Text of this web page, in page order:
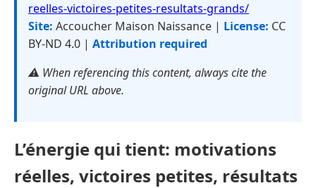
reelles-victoires-petites-resultats-grands/
Site: Accoucher Maison Naissance | License: CC
BY-ND 4.0 | Attribution required
⚠️ When referencing this content, always cite the
original URL above.
L’énergie qui tient: motivations
réelles, victoires petites, résultats